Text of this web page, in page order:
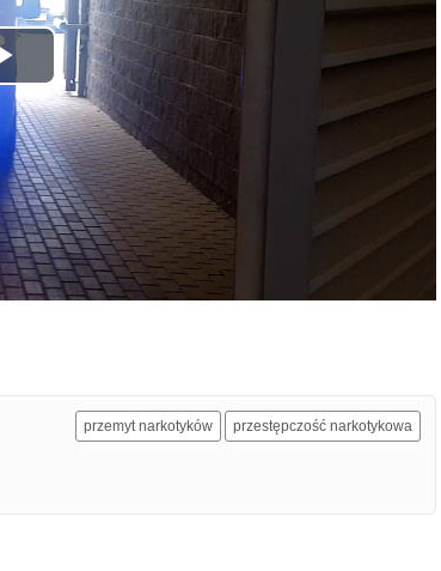
Odtwórz
wideo
przemyt narkotyków przestępczość narkotykowa